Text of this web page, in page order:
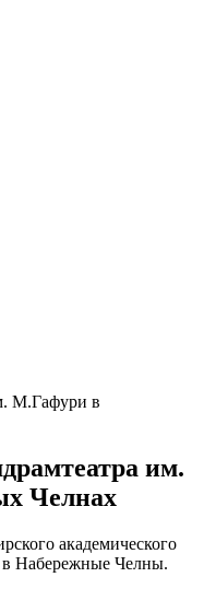
М.Гафури в
им.
Челнах
академического
Набережные Челны.